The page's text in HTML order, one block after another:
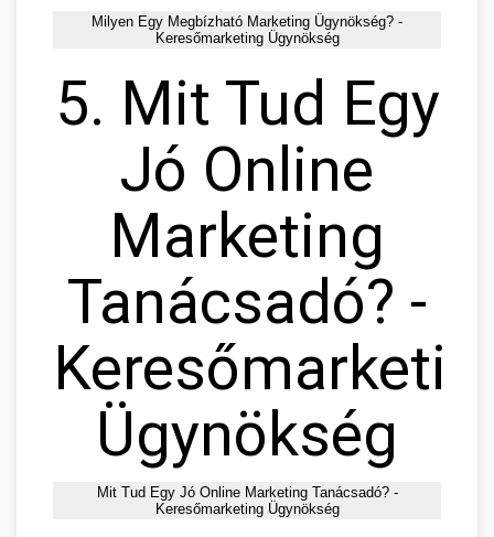
Milyen Egy Megbízható Marketing Ügynökség? -
Keresőmarketing Ügynökség
5. Mit Tud Egy
Jó Online
Marketing
Tanácsadó? -
Ügynökség
Mit Tud Egy Jó Online Marketing Tanácsadó? -
Keresőmarketing Ügynökség